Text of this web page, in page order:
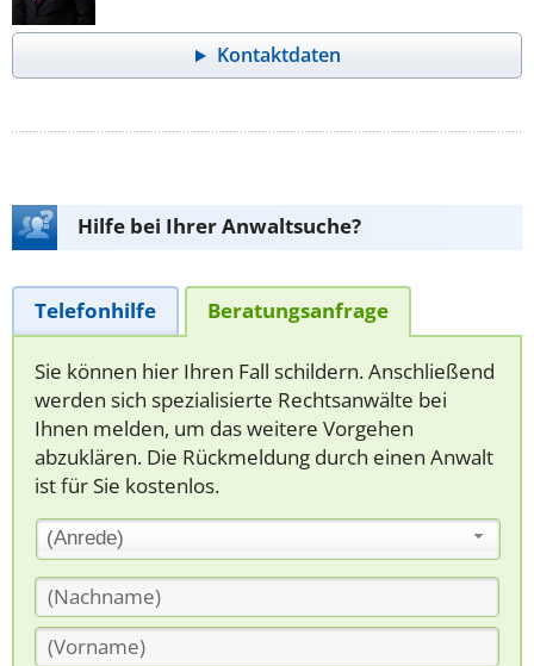
Kontaktdaten
Hilfe bei Ihrer Anwaltsuche?
Telefonhilfe Beratungsanfrage
Sie können hier Ihren Fall schildern. Anschließend
werden sich spezialisierte Rechtsanwälte bei
Ihnen melden, um das weitere Vorgehen
abzuklären. Die Rückmeldung durch einen Anwalt
ist für Sie kostenlos.
(Anrede)